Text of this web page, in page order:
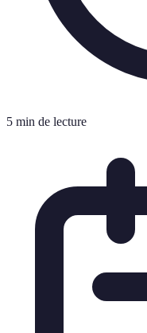
5 min de lecture